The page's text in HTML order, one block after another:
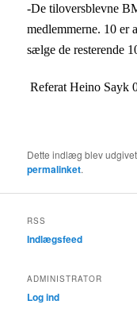
-De tiloversblevne
medlemmerne. 10 er
sælge de resterende
Referat Heino Sayk
Dette indlæg blev
permalinket.
RSS
Indlægsfeed
ADMINISTRATOR
Log ind